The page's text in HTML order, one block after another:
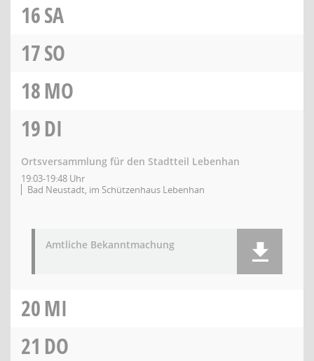
16SA
17SO
18MO
19DI
Ortsversammlung für den Stadtteil Lebenhan
19:03-19:48 Uhr
Bad Neustadt, im Schützenhaus Lebenhan
Amtliche Bekanntmachung
20MI
21 DO